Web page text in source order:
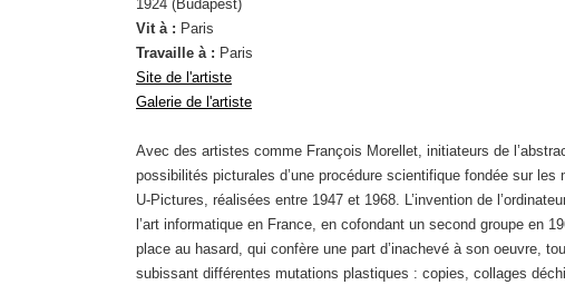
1924 (Budapest)
Vit à : Paris
Travaille à : Paris
Site de l'artiste
Galerie de l'artiste
Avec des artistes comme François Morellet, initiateurs de
possibilités picturales d’une procédure scientifique fondée sur
U-Pictures, réalisées entre 1947 et 1968. L’invention de
l’art informatique en France, en cofondant un second groupe
place au hasard, qui confère une part d’inachevé à son oeuvre,
subissant différentes mutations plastiques : copies, collages